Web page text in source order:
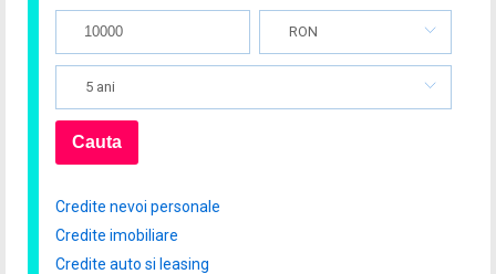
RON
5 ani
Credite nevoi personale
Credite imobiliare
Credite auto si leasing